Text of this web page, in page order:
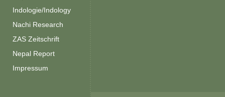
Indologie/Indology
Nachi Research
ZAS Zeitschrift
Nepal Report
Impressum